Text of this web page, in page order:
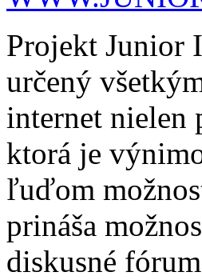
Projekt Junior
určený
internet nielen
ktorá je
ľuďom
prináša
diskusné